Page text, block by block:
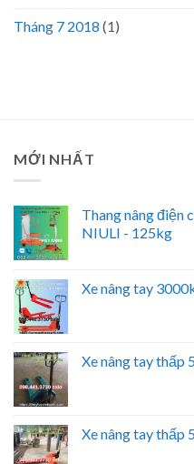
Tháng 7 2018 (1)
MỚI NHẤT
Thang nâng điện
NIULI - 125kg
Xe nâng tay
Xe nâng tay thấp
Xe nâng tay thấp